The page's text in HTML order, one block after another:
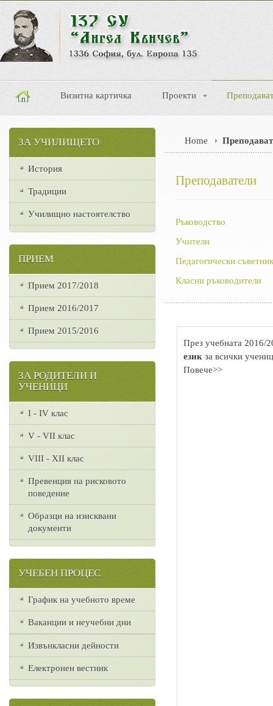
Визитна картичка Проекти
Home
Преподаватели
Ръководство
Учители
Педагогически
Класни ръководители
През учебната 2016/
език за всички
Повече>>
ЗА УЧИЛИЩЕТО
История
Традиции
Училищно настоятелство
ПРИЕМ
Прием 2017/2018
Прием 2016/2017
Прием 2015/2016
ЗА РОДИТЕЛИ И
УЧЕНИЦИ
I - IV клас
V - VII клас
VІІІ - ХІІ клас
Превенция на рисковото
поведение
Образци на изисквани
документи
УЧЕБЕН ПРОЦЕС
График на учебното време
Ваканции и неучебни дни
Извънкласни дейности
Електронен вестник